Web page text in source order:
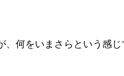
何をいまさらという感